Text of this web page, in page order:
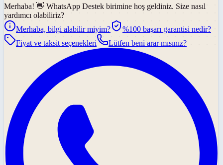
Merhaba! 👋 WhatsApp Destek birimine hoş geldiniz. Size nasıl
yardımcı olabiliriz?
Merhaba, bilgi alabilir miyim?
%100 başarı garantisi nedir?
Fiyat ve taksit seçenekleri
Lütfen beni arar mısınız?